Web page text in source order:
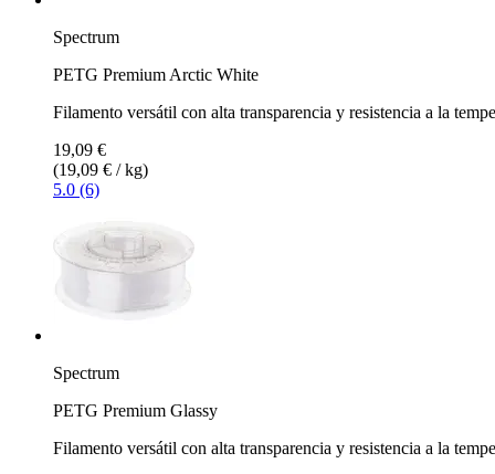
Spectrum
PETG Premium Arctic White
Filamento versátil con alta transparencia y resistencia a la
19,09 €
(19,09 € / kg)
5.0 (6)
Spectrum
PETG Premium Glassy
Filamento versátil con alta transparencia y resistencia a la